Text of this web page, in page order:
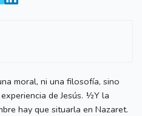
moral, ni una filosofía, sino
de Jesús. ½Y la
hay que situarla en Nazaret.